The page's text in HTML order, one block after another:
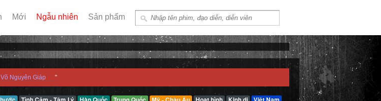
Mới Ngẫu nhiên Sản phẩm
Võ Nguyên Giáp "